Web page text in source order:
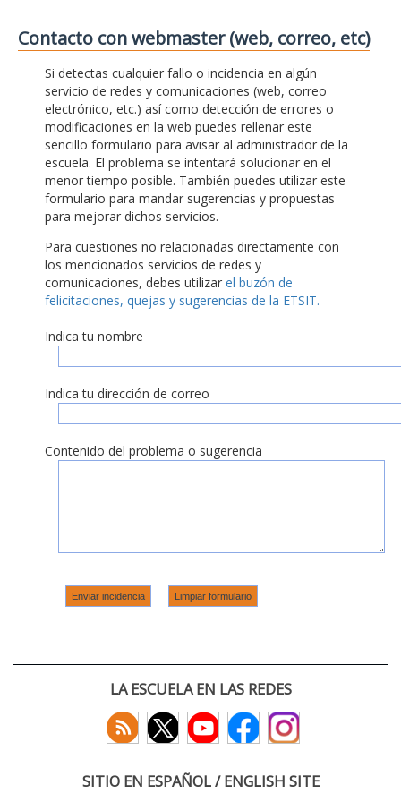
Contacto con webmaster (web, correo, etc)
Si detectas cualquier fallo o incidencia en algún
servicio de redes y comunicaciones (web, correo
electrónico, etc.) así como detección de errores o
modificaciones en la web puedes rellenar este
sencillo formulario para avisar al administrador de la
escuela. El problema se intentará solucionar en el
menor tiempo posible. También puedes utilizar este
formulario para mandar sugerencias y propuestas
para mejorar dichos servicios.
Para cuestiones no relacionadas directamente con
los mencionados servicios de redes y
comunicaciones, debes utilizar el buzón de
felicitaciones, quejas y sugerencias de la ETSIT.
Indica tu nombre
Indica tu dirección de correo
Contenido del problema o sugerencia
LA ESCUELA EN LAS REDES
SITIO EN ESPAÑOL / ENGLISH SITE